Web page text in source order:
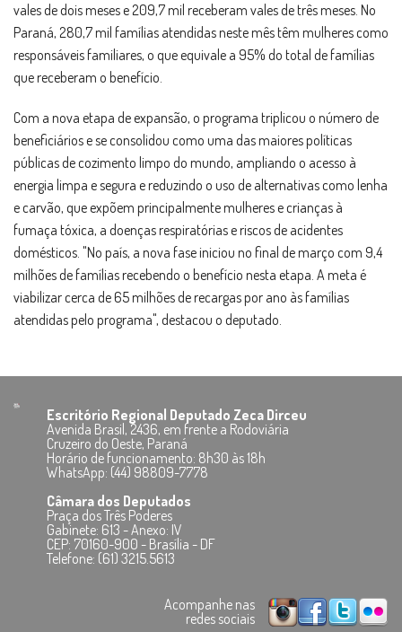
vales de dois meses e 209,7 mil receberam vales de três meses. No
Paraná, 280,7 mil famílias atendidas neste mês têm mulheres como
responsáveis familiares, o que equivale a 95% do total de famílias
que receberam o benefício.
Com a nova etapa de expansão, o programa triplicou o número de
beneficiários e se consolidou como uma das maiores políticas
públicas de cozimento limpo do mundo, ampliando o acesso à
energia limpa e segura e reduzindo o uso de alternativas como lenha
e carvão, que expõem principalmente mulheres e crianças à
fumaça tóxica, a doenças respiratórias e riscos de acidentes
domésticos. "No país, a nova fase iniciou no final de março com 9,4
milhões de famílias recebendo o benefício nesta etapa. A meta é
viabilizar cerca de 65 milhões de recargas por ano às famílias
atendidas pelo programa", destacou o deputado.
Escritório Regional Deputado Zeca Dirceu
Avenida Brasil, 2436, em frente a Rodoviária
Cruzeiro do Oeste, Paraná
Horário de funcionamento: 8h30 às 18h
WhatsApp: (44) 98809-7778
Câmara dos Deputados
Praça dos Três Poderes
Gabinete: 613 - Anexo: IV
CEP: 70160-900 - Brasília - DF
Telefone: (61) 3215.5613
Acompanhe nas
redes sociais